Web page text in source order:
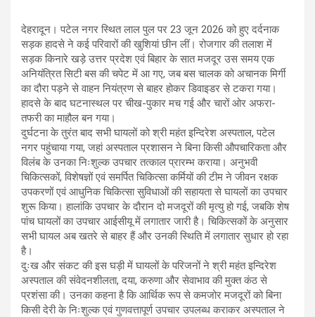
देहरादून। पटेल नगर स्थित लाल पुल पर 23 जून 2026 को हुए दर्दनाक
सड़क हादसे ने कई परिवारों की खुशियां छीन लीं। रोजगार की तलाश में
सड़क किनारे खड़े उत्तर प्रदेश एवं बिहार के सात मजदूर उस समय एक
अनियंत्रित सिटी बस की चपेट में आ गए, जब बस चालक को अचानक मिर्गी
का दौरा पड़ने से वाहन नियंत्रण से बाहर होकर डिवाइडर से टकरा गया।
हादसे के बाद घटनास्थल पर चीख-पुकार मच गई और चारों ओर अफरा-
तफरी का माहौल बन गया।
दुर्घटना के तुरंत बाद सभी घायलों को श्री महंत इन्दिरेश अस्पताल, पटेल
नगर पहुंचाया गया, जहां अस्पताल प्रशासन ने बिना किसी औपचारिकता और
विलंब के उनका निःशुल्क उपचार तत्काल प्रारम्भ कराया। अनुभवी
चिकित्सकों, विशेषज्ञों एवं समर्पित चिकित्सा कर्मियों की टीम ने जीवन रक्षक
उपकरणों एवं आधुनिक चिकित्सा सुविधाओं की सहायता से घायलों का उपचार
शुरू किया। हालांकि उपचार के दौरान दो मजदूरों की मृत्यु हो गई, जबकि शेष
पांच घायलों का उपचार आईसीयू में लगातार जारी है। चिकित्सकों के अनुसार
सभी घायल अब खतरे से बाहर हैं और उनकी स्थिति में लगातार सुधार हो रहा
है।
दुःख और संकट की इस घड़ी में घायलों के परिजनों ने श्री महंत इन्दिरेश
अस्पताल की संवेदनशीलता, दया, करुणा और सेवाभाव की मुक्त कंठ से
प्रशंसा की। उनका कहना है कि आर्थिक रूप से कमजोर मजदूरों को बिना
किसी देरी के निःशुल्क एवं गुणवत्तापूर्ण उपचार उपलब्ध कराकर अस्पताल ने